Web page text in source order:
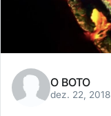
O BOTO
dez. 22, 2018